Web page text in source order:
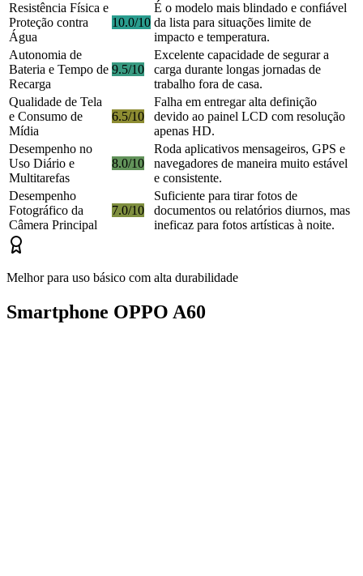
Resistência Física e
Proteção contra
Água
10.0/10
É o modelo mais blindado e confiável
da lista para situações limite de
impacto e temperatura.
Autonomia de
Bateria e Tempo de
Recarga
9.5/10
Excelente capacidade de segurar a
carga durante longas jornadas de
trabalho fora de casa.
Qualidade de Tela
e Consumo de
Mídia
6.5/10
Falha em entregar alta definição
devido ao painel LCD com resolução
apenas HD.
Desempenho no
Uso Diário e
Multitarefas
8.0/10
Roda aplicativos mensageiros, GPS e
navegadores de maneira muito estável
e consistente.
Desempenho
Fotográfico da
Câmera Principal
7.0/10
Suficiente para tirar fotos de
documentos ou relatórios diurnos, mas
ineficaz para fotos artísticas à noite.
Melhor para uso básico com alta durabilidade
Smartphone OPPO A60